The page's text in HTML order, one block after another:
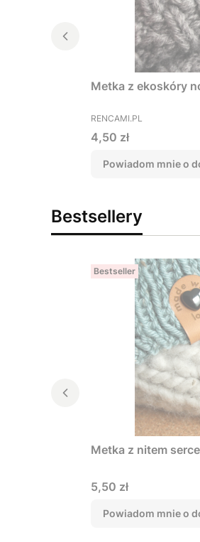
Metka z ekoskóry
PRODUCENT
RENCAMI.PL
Cena
4,50 zł
Powiadom mnie o
Bestsellery
Bestseller
Metka z nitem
Cena
5,50 zł
Powiadom mnie o